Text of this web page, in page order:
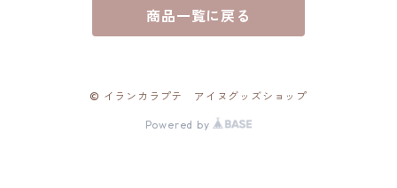
商品一覧に戻る
© イランカラプテ アイヌグッズショップ
Powered by